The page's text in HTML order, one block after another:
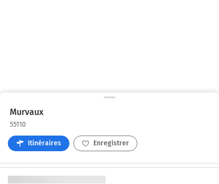
Murvaux
55110
Itinéraires Enregistrer